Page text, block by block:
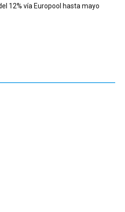
12% vía Europool hasta mayo